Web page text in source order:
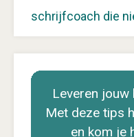
schrijfcoach die
Leveren
Met deze tips
en kom je